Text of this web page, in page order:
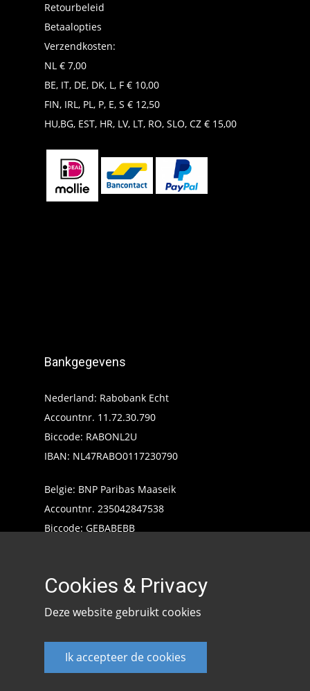
Retourbeleid
Betaalopties
Verzendkosten:
NL € 7,00
BE, IT, DE, DK, L, F € 10,00
FIN, IRL, PL, P, E, S € 12,50
HU,BG, EST, HR, LV, LT, RO, SLO, CZ € 15,00
Bankgegevens
Nederland: Rabobank Echt
Accountnr. 11.72.30.790
Biccode: RABONL2U
IBAN: NL47RABO0117230790
Belgie: BNP Paribas Maaseik
Accountnr. 235042847538
Biccode: GEBABEBB
Keencarp 2020
Cookies & Privacy
Deze website gebruikt cookies
Ik accepteer de cookies